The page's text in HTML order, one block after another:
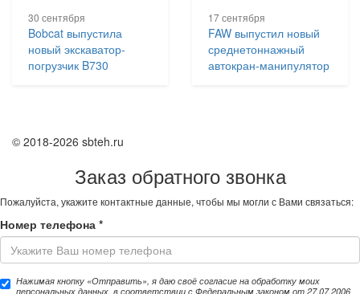
30 сентября
Bobcat выпустила
новый экскаватор-
погрузчик B730
17 сентября
FAW выпустил новый
среднетоннажный
автокран-манипулятор
© 2018-2026 sbteh.ru
Заказ обратного звонка
Пожалуйста, укажите контактные данные, чтобы мы могли с Вами связаться:
Номер телефона *
Нажимая кнопку «Отправить», я даю своё согласие на обработку моих
персональных данных, в соответствии с Федеральным законом от 27.07.2006